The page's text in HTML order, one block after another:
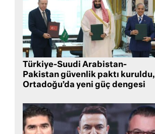
Türkiye-Suudi Arabistan-
Pakistan güvenlik paktı kuruldu,
Ortadoğu’da yeni güç dengesi